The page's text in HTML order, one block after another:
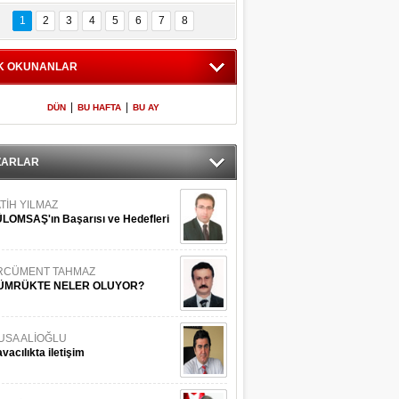
İstanbul
Adaları
600 milletvekilinin
listesi
1 2 3 4 5 6 7 8
OKUNANLAR
DÜN BU HAFTA BU AY
YILMAZ
Başarısı ve Hedefleri
TAHMAZ
NELER OLUYOR?
ALİOĞLU
iletişim